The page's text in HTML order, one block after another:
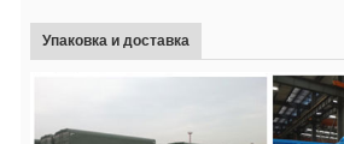
Упаковка и доставка